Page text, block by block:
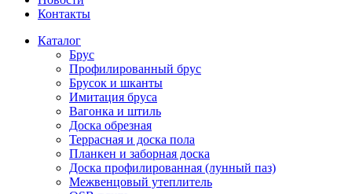
Контакты
Каталог
Брус
Профилированный брус
Брусок и шканты
Имитация бруса
Вагонка и штиль
Доска обрезная
Террасная и доска пола
Планкен и заборная доска
Доска профилированная (лунный паз)
Межвенцовый утеплитель